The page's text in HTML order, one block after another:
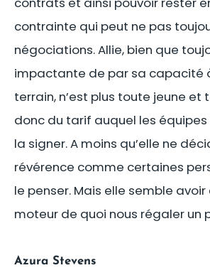
contrainte qui peut ne pas
négociations. Allie, bien que
impactante de par sa capacité
terrain, n’est plus toute jeune
donc du tarif auquel les
la signer. A moins qu’elle ne
révérence comme certaines
le penser. Mais elle semble
moteur de quoi nous régaler un
Azura Stevens